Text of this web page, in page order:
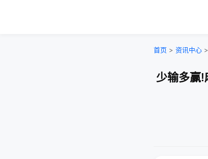
首页 > 资讯中心 >
少输多赢!